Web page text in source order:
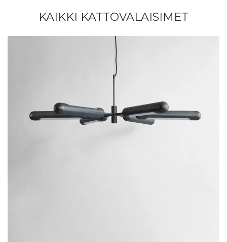
KAIKKI KATTOVALAISIMET